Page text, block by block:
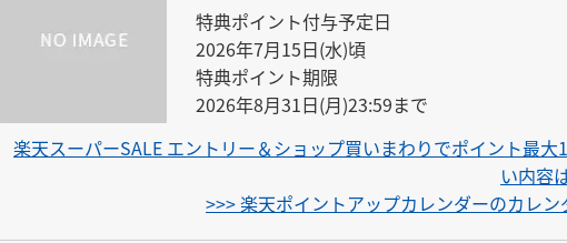
特典ポイント付与予定日
2026年7月15日(水)頃
特典ポイント期限
2026年8月31日(月)23:59まで
楽天スーパーSALE エントリー＆ショップ買いまわりでポイント最大
い内容
>>> 楽天ポイントアップカレンダーのカレン